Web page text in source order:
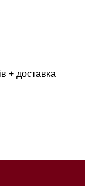
+ доставка